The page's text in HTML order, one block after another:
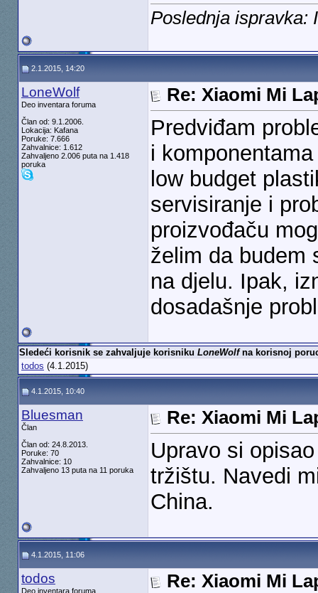
Poslednja ispravka:
2.1.2015, 14:20
LoneWolf
Deo inventara foruma
Član od: 9.1.2006.
Lokacija: Kafana
Poruke: 7.666
Zahvalnice: 1.612
Zahvaljeno 2.006 puta na 1.418
poruka
Re: Xiaomi Mi
Predviđam
i
low budget
servisiranje i
proizvođaču
želim da budem
na djelu. Ipak,
dosadašnje
Sledeći korisnik se zahvaljuje korisniku LoneWolfna korisnoj
todos (4.1.2015)
4.1.2015, 10:40
Bluesman
Član
Član od: 24.8.2013.
Poruke: 70
Zahvalnice: 10
Zahvaljeno 13 puta na 11 poruka
Re: Xiaomi Mi
Upravo si
tržištu. Navedi
China.
4.1.2015, 11:06
todos
Deo inventara foruma
Re: Xiaomi Mi